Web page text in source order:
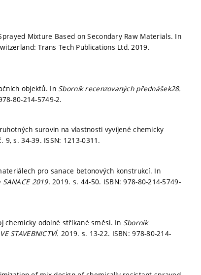
Sprayed Mixture Based on Secondary Raw Materials. In
Trans Tech Publications Ltd, 2019.
objektů. In Sborník recenzovaných přednášek28.
80-214-5749-2.
druhotných surovin na vlastnosti vyvíjené chemicky
9,s. 34-39. ISSN: 1213-0311.
pro sanace betonových konstrukcí. In
2019. 2019. s. 44-50. ISBN: 978-80-214-5749-
chemicky odolné stříkané směsi. In Sborník
STAVEBNICTVÍ.2019. s. 13-22. ISBN: 978-80-214-